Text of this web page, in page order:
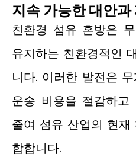
지속 가능한 대안과
친환경 섬유 혼방은
유지하는 친환경적인
니다. 이러한 발전은
운송 비용을 절감하
줄여 섬유 산업의 현
합합니다.